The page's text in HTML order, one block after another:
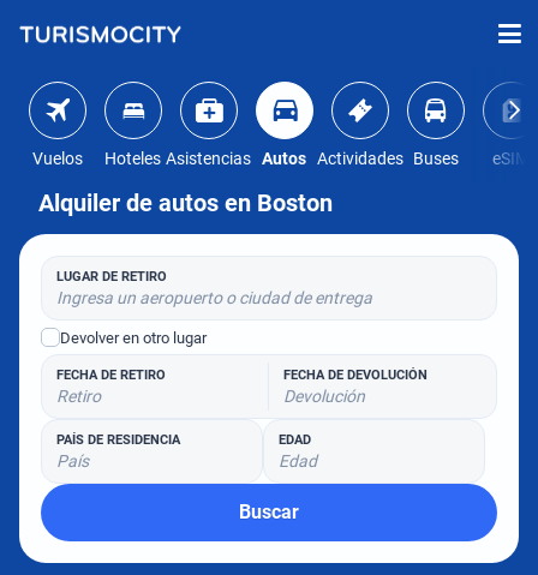
Vuelos Hoteles Asistencias Autos Actividades Buses eSIM
Alquiler de autos en Boston
LUGAR DE RETIRO
Ingresa un aeropuerto o ciudad de entrega
Devolver en otro lugar
FECHA DE RETIRO
Retiro
FECHA DE DEVOLUCIÓN
Devolución
PAÍS DE RESIDENCIA
País
EDAD
Edad
Buscar